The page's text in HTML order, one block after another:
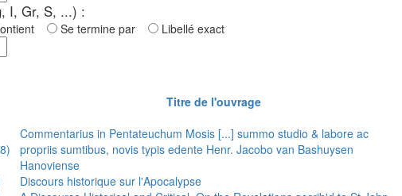
I, Gr, S, ...) :
Se termine par Libellé exact
Titre de l'ouvrage
Commentarius in Pentateuchum Mosis [...] summo studio & labore ac
propriis sumtibus, novis typis edente Henr. Jacobo van Bashuysen
Hanoviense
Discours historique sur l'Apocalypse